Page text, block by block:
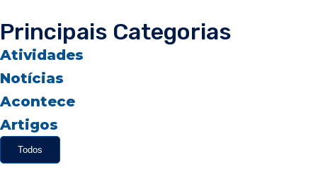
Principais Categorias
Atividades
Notícias
Acontece
Artigos
Todos